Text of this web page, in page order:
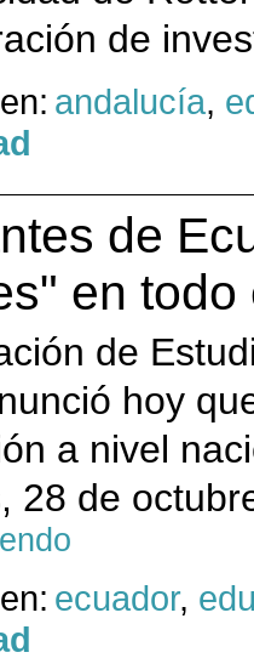
de
andalucía,
de
en
de
hoy
a nivel
28 de
ecuador,